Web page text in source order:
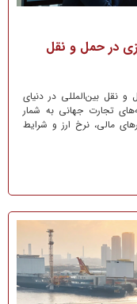
در حمل و نقل
نقل بین‌المللی در دنیای
تجارت جهانی به شمار
مالی، نرخ ارز و شرایط